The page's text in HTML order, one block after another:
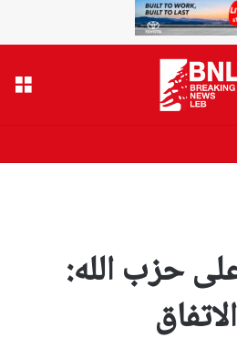
إلى وزير الصحة…هذا ما جاء فيه!
حزب الله: